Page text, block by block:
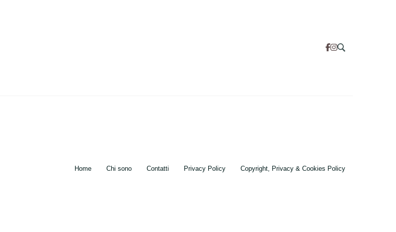
Home Chi sono Contatti Privacy Policy Copyright, Privacy & Cookies Policy